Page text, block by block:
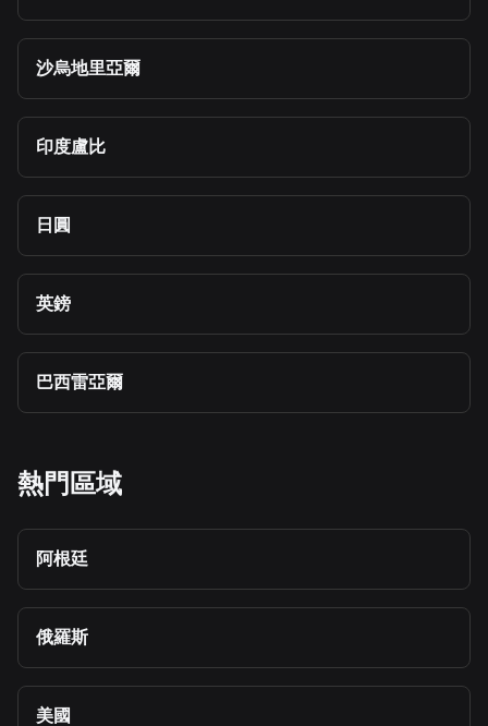
沙烏地里亞爾
印度盧比
日圓
英鎊
巴西雷亞爾
熱門區域
阿根廷
俄羅斯
美國